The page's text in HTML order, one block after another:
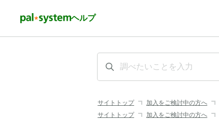
ヘルプ
サイトトップ 加入をご検討中の方へ
サイトトップ
加入をご検討中の方へ